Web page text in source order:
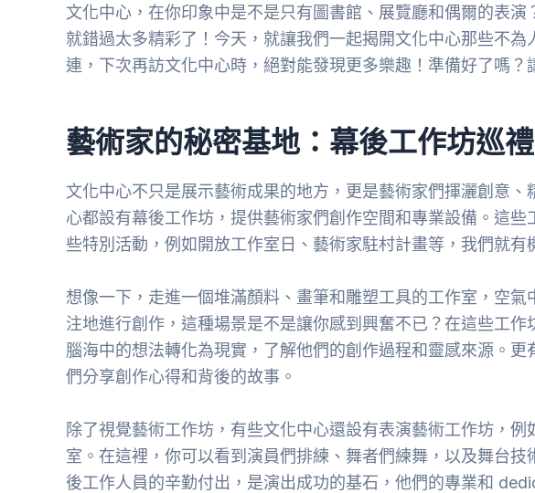
文化中心，在你印象中是不是只有圖書館、展覽廳和偶爾的表
就錯過太多精彩了！今天，就讓我們一起揭開文化中心那些不
連，下次再訪文化中心時，絕對能發現更多樂趣！準備好了嗎？
藝術家的秘密基地：幕後工作坊巡禮
文化中心不只是展示藝術成果的地方，更是藝術家們揮灑創意
心都設有幕後工作坊，提供藝術家們創作空間和專業設備。這
些特別活動，例如開放工作室日、藝術家駐村計畫等，我們就有
想像一下，走進一個堆滿顏料、畫筆和雕塑工具的工作室，空
注地進行創作，這種場景是不是讓你感到興奮不已？在這些工
腦海中的想法轉化為現實，了解他們的創作過程和靈感來源。
們分享創作心得和背後的故事。
除了視覺藝術工作坊，有些文化中心還設有表演藝術工作坊，
室。在這裡，你可以看到演員們排練、舞者們練舞，以及舞台
後工作人員的辛勤付出，是演出成功的基石，他們的專業和